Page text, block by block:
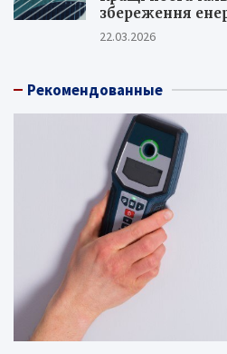
збереження
22.03.2026
Рекомендованные